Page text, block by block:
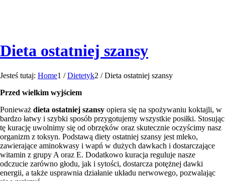
Dieta ostatniej szansy
Jesteś tutaj: Home1 / Dietetyk2 / Dieta ostatniej szansy
Przed wielkim wyjściem
Ponieważ dieta ostatniej szansy opiera się na spożywaniu koktajli, w
bardzo łatwy i szybki sposób przygotujemy wszystkie posiłki. Stosując
tę kurację uwolnimy się od obrzęków oraz skutecznie oczyścimy nasz
organizm z toksyn. Podstawą diety ostatniej szansy jest mleko,
zawierające aminokwasy i wapń w dużych dawkach i dostarczające
witamin z grupy A oraz E. Dodatkowo kuracja reguluje nasze
odczucie zarówno głodu, jak i sytości, dostarcza potężnej dawki
energii, a także usprawnia działanie układu nerwowego, pozwalając